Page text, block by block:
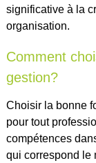
significative à la
organisation.
Comment
gestion?
Choisir la bonne
pour tout
compétences
qui correspond le